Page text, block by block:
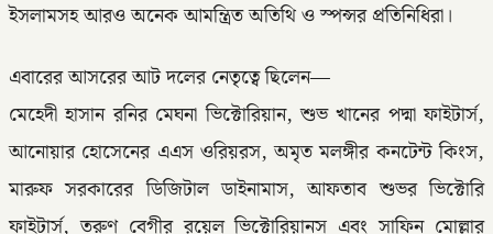
ইসলামসহ আরও অনেক আমন্ত্রিত অতিথি ও স্পন্সর প্রতিনিধিরা।
এবারের আসরের আট দলের নেতৃত্বে ছিলেন—
মেহেদী হাসান রনির মেঘনা ভিক্টোরিয়ান, শুভ খানের পদ্মা ফাইটার্স,
আনোয়ার হোসেনের এএস ওরিয়রস, অমৃত মলঙ্গীর কনটেন্ট কিংস,
মারুফ সরকারের ডিজিটাল ডাইনামাস, আফতাব শুভর ভিক্টোরি
ফাইটার্স, তরুণ বেগীর রয়েল ভিক্টোরিয়ানস এবং সাফিন মোল্লার